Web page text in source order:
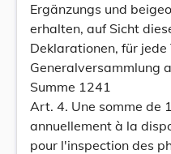
Ergänzungs und
erhalten, auf Sicht
Deklarationen, für
Generalversammlung
Summe 1241
Art. 4. Une somme de
annuellement à la
pour l'inspection des